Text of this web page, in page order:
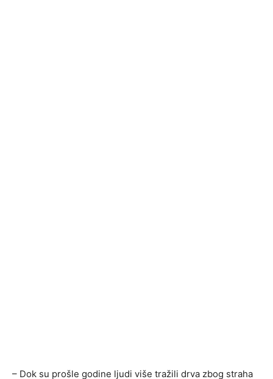
– Dok su prošle godine ljudi više tražili drva zbog straha